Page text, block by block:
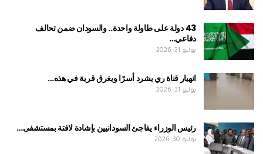
43 دولة على طاولة واحدة.. والسودان ضمن تحالف
دفاعي…
يوليو 31, 2026
انهيار قناة ري يشرد أسرًا ويغرق قرية في هذه…
يوليو 31, 2026
رئيس الوزراء يفاجئ السودانيين بإشادة لافتة بمستشفى…
يوليو 30, 2026